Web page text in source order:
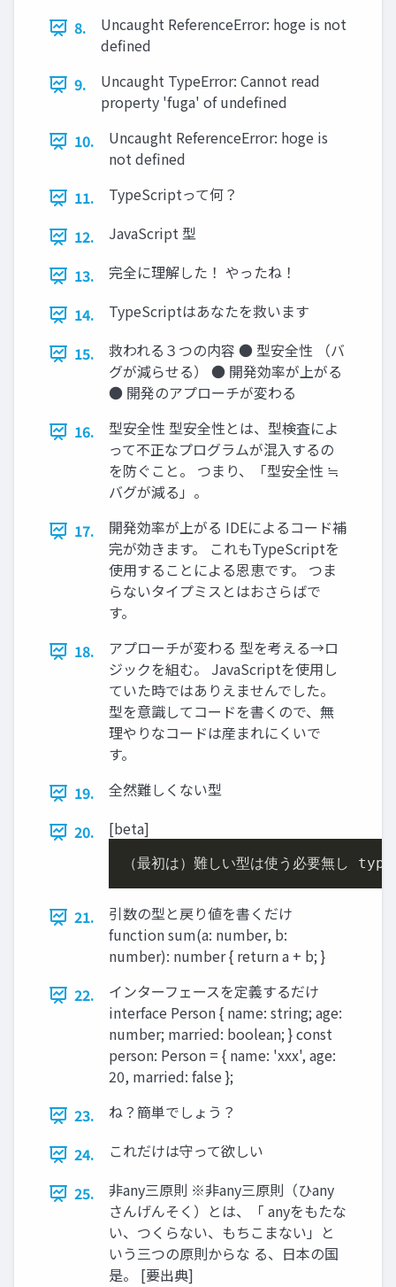
8.
Uncaught ReferenceError: hoge is not
deﬁned
9.
Uncaught TypeError: Cannot read
property 'fuga' of undeﬁned
10.
Uncaught ReferenceError: hoge is
not deﬁned
11.
TypeScriptって何？
12.
JavaScript 型
13.
完全に理解した！ やったね！
14.
TypeScriptはあなたを救います
15.
救われる３つの内容 ● 型安全性 （バ
グが減らせる） ● 開発効率が上がる
● 開発のアプローチが変わる
16.
型安全性 型安全性とは、型検査によ
って不正なプログラムが混入するの
を防ぐこと。 つまり、「型安全性 ≒
バグが減る」。
17.
開発効率が上がる IDEによるコード補
完が効きます。 これもTypeScriptを
使用することによる恩恵です。 つま
らないタイプミスとはおさらばで
す。
18.
アプローチが変わる 型を考える→ロ
ジックを組む。 JavaScriptを使用し
ていた時ではありえませんでした。
型を意識してコードを書くので、無
理やりなコードは産まれにくいで
す。
19.
全然難しくない型
20.
[beta]
（最初は）難しい型は使う必要無し
21.
引数の型と戻り値を書くだけ
function sum(a: number, b:
number): number { return a + b; }
22.
インターフェースを定義するだけ
interface Person { name: string; age:
number; married: boolean; } const
person: Person = { name: 'xxx', age:
20, married: false };
23.
ね？簡単でしょう？
24.
これだけは守って欲しい
25.
非any三原則 ※非any三原則（ひany
さんげんそく）とは、「 anyをもたな
い、つくらない、もちこまない」と
いう三つの原則からな る、日本の国
是。 [要出典]